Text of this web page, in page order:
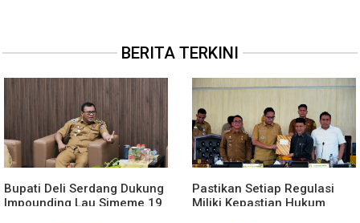
BERITA TERKINI
Bupati Deli Serdang Dukung
Impounding Lau Simeme 19
Pastikan Setiap Regulasi
Miliki Kepastian Hukum